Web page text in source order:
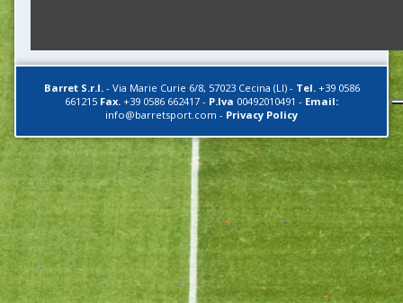
Barret S.r.l. - Via Marie Curie 6/8, 57023 Cecina (LI) - Tel. +39 0586
661215 Fax. +39 0586 662417 - P.Iva 00492010491 - Email:
info@barretsport.com - Privacy Policy